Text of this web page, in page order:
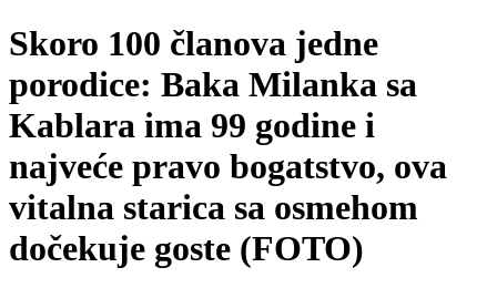
Skoro 100 članova jedne
porodice: Baka Milanka sa
Kablara ima 99 godine i
najveće pravo bogatstvo, ova
vitalna starica sa osmehom
dočekuje goste (FOTO)